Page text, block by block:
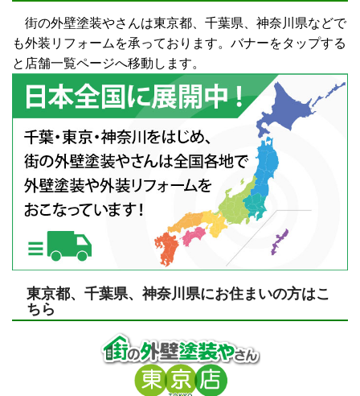
街の外壁塗装やさんは東京都、千葉県、神奈川県などで
も外装リフォームを承っております。バナーをタップする
と店舗一覧ページへ移動します。
東京都、千葉県、神奈川県にお住まいの方はこ
ちら